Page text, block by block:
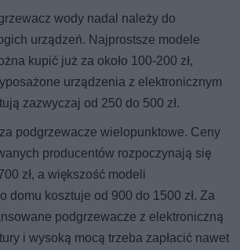
wody nadal należy do
urządzeń. Najprostsze modele
kupić już za około 100-200 zł,
urządzenia z elektronicznym
zazwyczaj od 250 do 500 zł.
podgrzewacze wielopunktowe. Ceny
producentów rozpoczynają się
zł, a większość modeli
domu kosztuje od 900 do 1500 zł. Za
podgrzewacze z elektroniczną
i wysoką mocą trzeba zapłacić nawet